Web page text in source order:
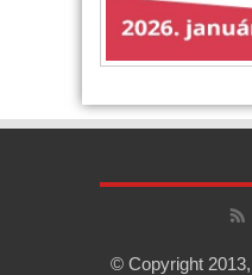
© Copyright